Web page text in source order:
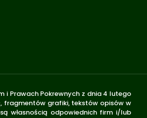
i Prawach Pokrewnych z dnia 4 lutego
fragmentów grafiki, tekstów opisów w
własnością odpowiednich firm i/lub